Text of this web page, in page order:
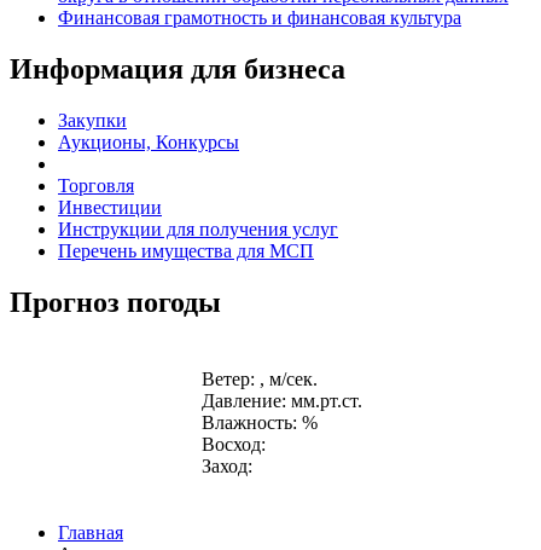
Финансовая грамотность и финансовая культура
Информация для бизнеса
Закупки
Аукционы, Конкурсы
Торговля
Инвестиции
Инструкции для получения услуг
Перечень имущества для МСП
Прогноз погоды
Ветер: , м/сек.
Давление: мм.рт.ст.
Влажность: %
Восход:
Заход:
Главная